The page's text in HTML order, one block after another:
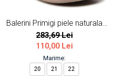
Balerini Primigi piele naturala
albastru
283,69 Lei
110,00 Lei
Marime:
20 21 22